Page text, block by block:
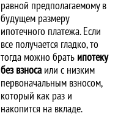
равной предполагаемому в
будущем размеру
ипотечного платежа. Если
все получается гладко, то
тогда можно брать ипотеку
без взноса или с низким
первоначальным взносом,
который как раз и
накопится на вкладе.